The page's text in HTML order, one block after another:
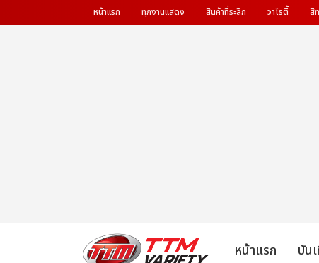
หน้าแรก ทุกงานแสดง สินค้าที่ระลึก วาไรตี้ สิ
หน้าแรก บัน